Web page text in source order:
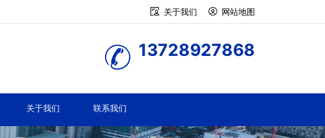
关于我们 网站地图
13728927868
关于我们 联系我们